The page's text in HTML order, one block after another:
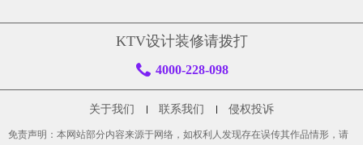
KTV设计装修请拨打
4000-228-098
关于我们 联系我们 侵权投诉
免责声明：本网站部分内容来源于网络，如权利人发现存在误传其作品情形，请